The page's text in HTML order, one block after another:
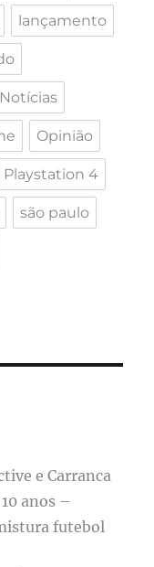
lançamento
Notícias
Opinião
Playstation 4
são paulo
e Carranca
anos –
futebol